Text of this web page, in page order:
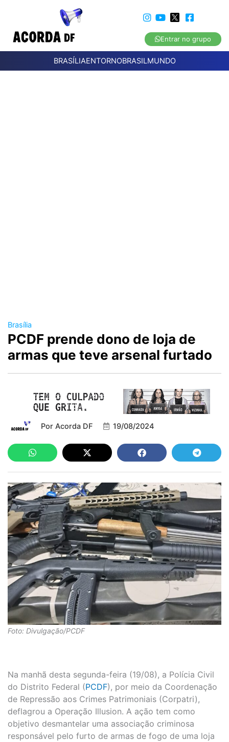
Entrar no grupo
BRASÍLIAENTORNOBRASILMUNDO
Brasília
PCDF prende dono de loja de
armas que teve arsenal furtado
Por Acorda DF 19/08/2024
Foto: Divulgação/PCDF
Na manhã desta segunda-feira (19/08), a Polícia Civil
do Distrito Federal (PCDF), por meio da Coordenação
de Repressão aos Crimes Patrimoniais (Corpatri),
deflagrou a Operação Illusion. A ação tem como
objetivo desmantelar uma associação criminosa
responsável pelo furto de armas de fogo de uma loja